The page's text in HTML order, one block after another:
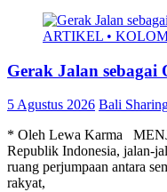
ARTIKEL •
Gerak Jalan sebagai
5 Agustus 2026 Bali
* Oleh Lewa Karma
Republik Indonesia, jalan-
ruang perjumpaan antara
rakyat,